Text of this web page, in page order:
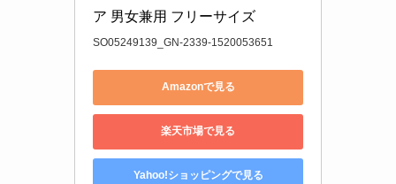
ア 男女兼用 フリーサイズ
SO05249139_GN-2339-1520053651
Amazonで見る
楽天市場で見る
Yahoo!ショッピングで見る